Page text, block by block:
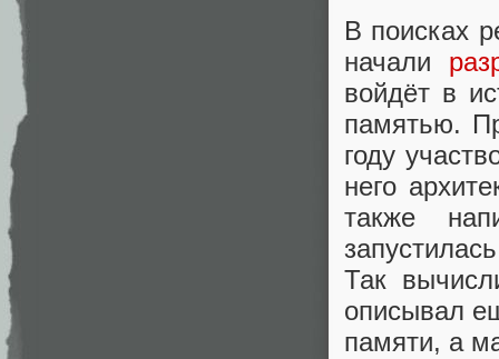
В поисках
начали
войдёт в
памятью.
году
него
также
Так
описывал
памяти, а